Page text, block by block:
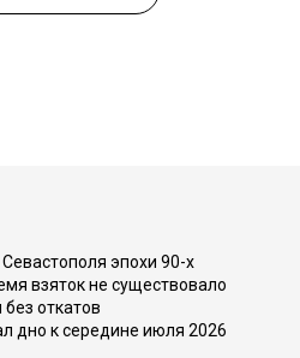
эпохи 90-х
взяток не существовало
откатов
дно к середине июля 2026